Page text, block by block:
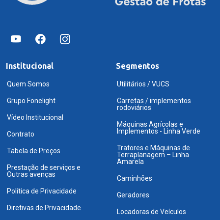
Institucional
Quem Somos
Grupo Fonelight
Vídeo Institucional
Contrato
Tabela de Preços
Prestação de serviços e
Outras avenças
Política de Privacidade
Diretivas de Privacidade
Segmentos
Utilitários / VUCS
Carretas / implementos
rodoviários
Máquinas Agrícolas e
Implementos - Linha Verde
Tratores e Máquinas de
Terraplanagem – Linha
Amarela
Caminhões
Geradores
Locadoras de Veículos